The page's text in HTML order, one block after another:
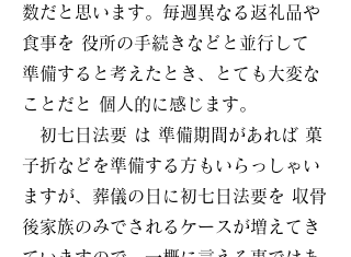
数だと思います。毎週異なる返礼品や
食事を 役所の手続きなどと並行して
準備すると考えたとき、とても大変な
ことだと 個人的に感じます。
初七日法要 は 準備期間があれば 菓
子折などを準備する方もいらっしゃい
ますが、葬儀の日に初七日法要を 収骨
後家族のみでされるケースが増えてき